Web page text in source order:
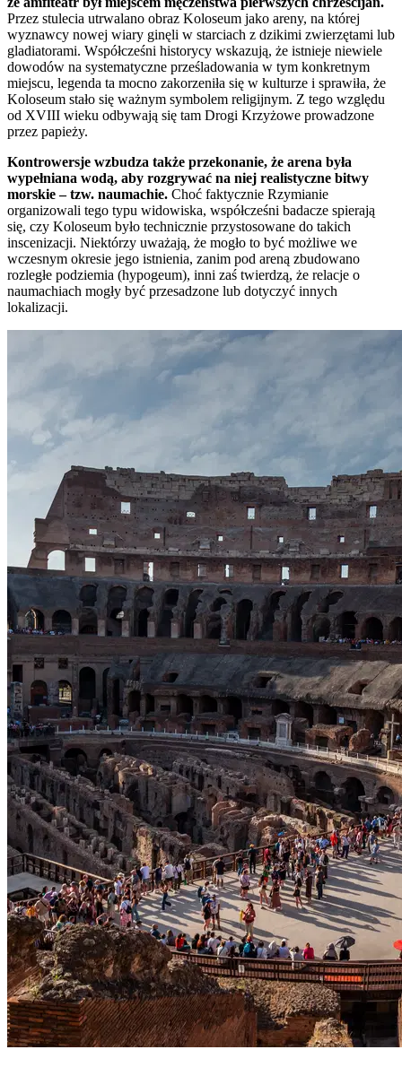
Przez stulecia utrwalano obraz Koloseum jako areny, na której
wyznawcy nowej wiary ginęli w starciach z dzikimi zwierzętami lub
gladiatorami. Współcześni historycy wskazują, że istnieje niewiele
dowodów na systematyczne prześladowania w tym konkretnym
miejscu, legenda ta mocno zakorzeniła się w kulturze i sprawiła, że
Koloseum stało się ważnym symbolem religijnym. Z tego względu
od XVIII wieku odbywają się tam Drogi Krzyżowe prowadzone
przez papieży.
Kontrowersje wzbudza także przekonanie, że arena była
wypełniana wodą, aby rozgrywać na niej realistyczne bitwy
morskie – tzw. naumachie. Choć faktycznie Rzymianie
organizowali tego typu widowiska, współcześni badacze spierają
się, czy Koloseum było technicznie przystosowane do takich
inscenizacji. Niektórzy uważają, że mogło to być możliwe we
wczesnym okresie jego istnienia, zanim pod areną zbudowano
rozległe podziemia (hypogeum), inni zaś twierdzą, że relacje o
naumachiach mogły być przesadzone lub dotyczyć innych
lokalizacji.